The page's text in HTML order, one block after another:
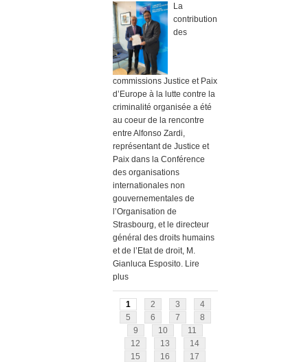
La
contribution
des
commissions Justice et Paix
d’Europe à la lutte contre la
criminalité organisée a été
au coeur de la rencontre
entre Alfonso Zardi,
représentant de Justice et
Paix dans la Conférence
des organisations
internationales non
gouvernementales de
l’Organisation de
Strasbourg, et le directeur
général des droits humains
et de l’Etat de droit, M.
Gianluca Esposito. Lire
plus
1 2 3
4
5
6 7
8
9
10
11
12
13
14
15
16
17